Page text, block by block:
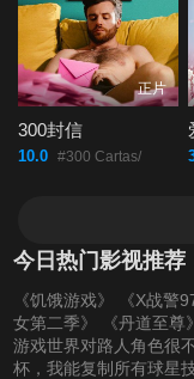
正片
300封信
10.0 #300 Cartas/
今日热门影视推荐
《饥饿游戏》 《X战警
女第二季》
《丹道至尊》
游戏世界对路人角色很
杯，我能复制所有球星技